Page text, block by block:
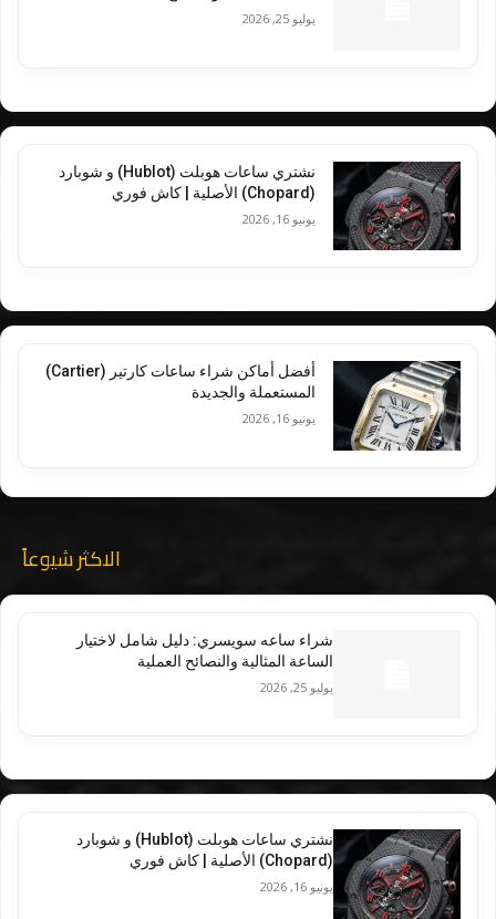
يوليو 25, 2026
نشتري ساعات هوبلت (Hublot) و شوبارد
(Chopard) الأصلية | كاش فوري
يونيو 16, 2026
أفضل أماكن شراء ساعات كارتير (Cartier)
المستعملة والجديدة
يونيو 16, 2026
الاكثر شيوعاً
شراء ساعه سويسري: دليل شامل لاختيار
الساعة المثالية والنصائح العملية
يوليو 25, 2026
نشتري ساعات هوبلت (Hublot) و شوبارد
(Chopard) الأصلية | كاش فوري
يونيو 16, 2026